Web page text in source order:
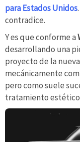
para Estados Unidos
contradice.
Y es que conforme a
desarrollando una
proyecto de la
mecánicamente
pero como suele
tratamiento